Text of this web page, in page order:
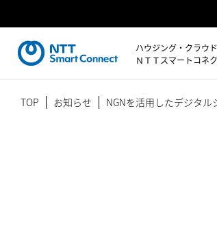
ハウジング・クラウ
ＮＴＴスマートコネ
TOP お知らせ NGNを活用したデジタ